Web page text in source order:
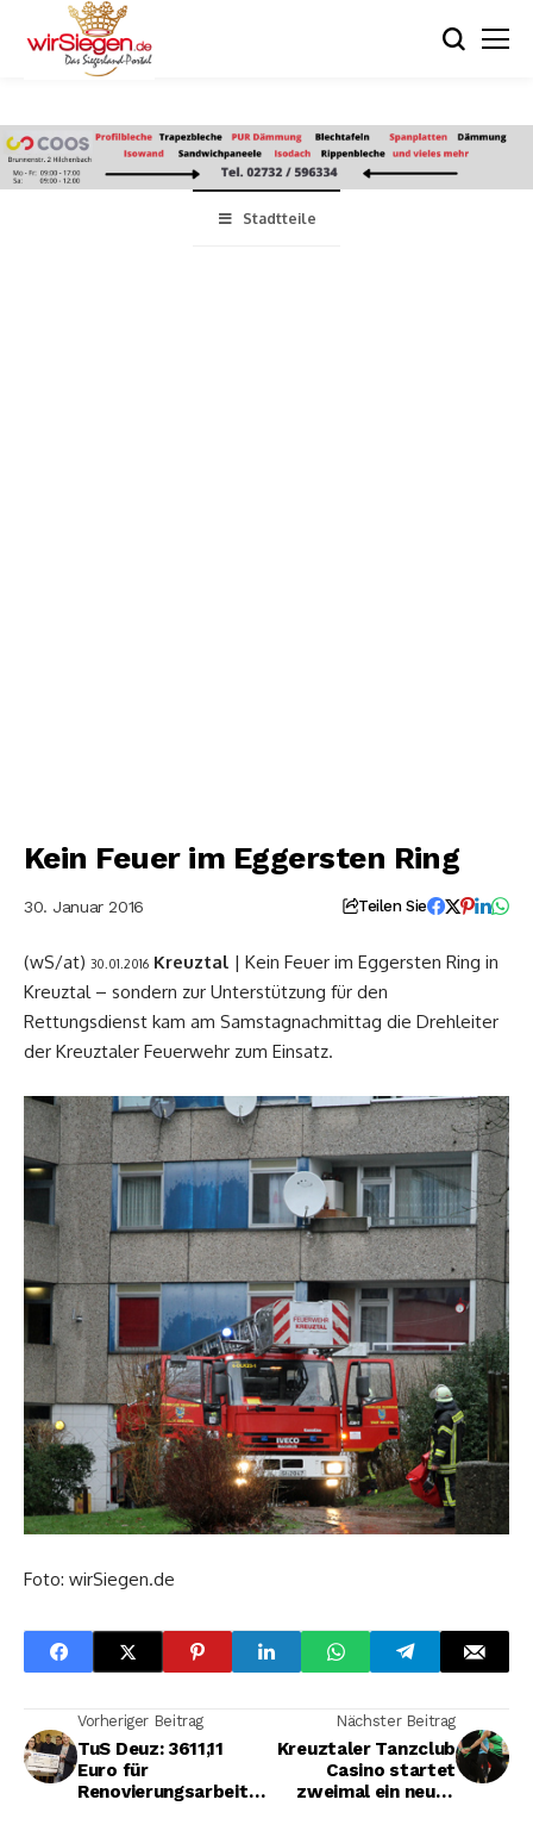
Stadtteile
Kein Feuer im Eggersten Ring
30. Januar 2016 Teilen Sie
(wS/at) 30.01.2016 Kreuztal | Kein Feuer im Eggersten Ring in
Kreuztal – sondern zur Unterstützung für den
Rettungsdienst kam am Samstagnachmittag die Drehleiter
der Kreuztaler Feuerwehr zum Einsatz.
Foto: wirSiegen.de
Vorheriger Beitrag
TuS Deuz: 3611,11
Euro für
Renovierungsarbeite
Nächster Beitrag
Kreuztaler Tanzclub
Casino startet
zweimal ein neuen